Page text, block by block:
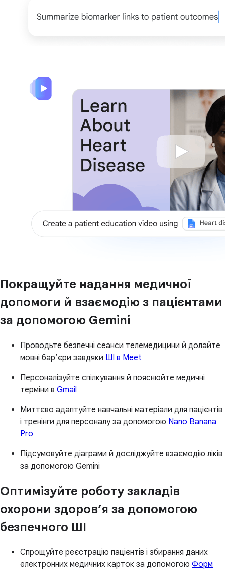
Покращуйте надання медичної
допомоги й взаємодію з пацієнтами
за допомогою Gemini
Проводьте безпечні сеанси телемедицини й долайте
мовні бар’єри завдяки ШІ в Meet
Персоналізуйте спілкування й пояснюйте медичні
терміни в Gmail
Миттєво адаптуйте навчальні матеріали для пацієнтів
і тренінги для персоналу за допомогою Nano Banana
Pro
Підсумовуйте діаграми й досліджуйте взаємодію ліків
за допомогою Gemini
Оптимізуйте роботу закладів
охорони здоров’я за допомогою
безпечного ШІ
Спрощуйте реєстрацію пацієнтів і збирання даних
електронних медичних карток за допомогою Форм